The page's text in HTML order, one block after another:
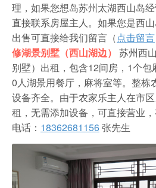
理，如果您想岛苏州太湖西山岛
直接联系房屋主人。如果您是西
出售可直接给我们留言（点击留言
修湖景别墅（西山湖边） 苏州西
别墅）出租，包含12间房，1个
0人湖景用餐厅，麻将室等。整栋
设备齐全。由于农家乐主人在市
租，无需添加设备，可直接营业
电话： 18362681156张先生